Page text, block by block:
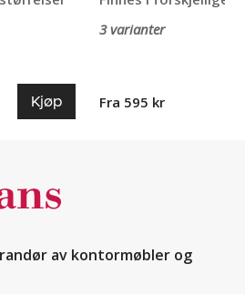
Kjøp
3 varianter
Fra 595 kr
av kontormøbler og